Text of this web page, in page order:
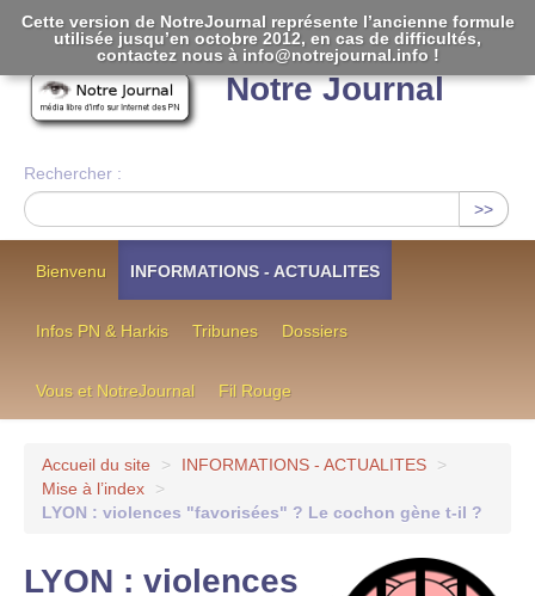
Notre Journal
Rechercher :
>>
Bienvenu INFORMATIONS - ACTUALITES
Infos PN & Harkis Tribunes Dossiers
Vous et NotreJournal Fil Rouge
Accueil du site > INFORMATIONS - ACTUALITES
>
Mise à l’index
>
LYON : violences "favorisées" ? Le cochon gène t-il ?
LYON : violences
Cette version de NotreJournal représente l’ancienne formule
utilisée jusqu’en octobre 2012, en cas de difficultés,
contactez nous à info@notrejournal.info !